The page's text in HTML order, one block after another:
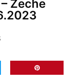
Zeche